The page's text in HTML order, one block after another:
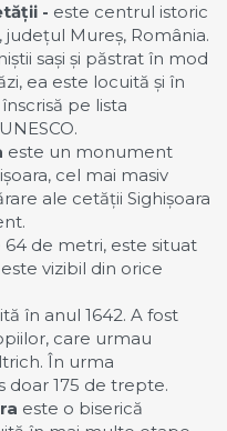
- este centrul istoric
județul Mureș, România.
sași și păstrat în mod
ea este locuită și în
pe lista
este un monument
cel mai masiv
ale cetății Sighișoara
de metri, este situat
vizibil din orice
în anul 1642. A fost
care urmau
În urma
doar 175 de trepte.
este o biserică